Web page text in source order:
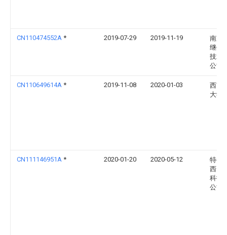
CN110474552A * 2019-07-29 2019-11-19
南京
继保
技术
公司
CN110649614A * 2019-11-08 2020-01-03
西南
大学
CN111146951A * 2020-01-20 2020-05-12
特变
西安
科技
公司